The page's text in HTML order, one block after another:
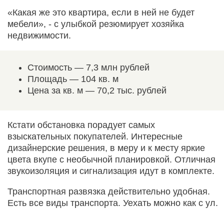
«Какая же это квартира, если в ней не будет
мебели», - с улыбкой резюмирует хозяйка
недвижимости.
Стоимость — 7,3 млн рублей
Площадь — 104 кв. м
Цена за кв. м — 70,2 тыс. рублей
Кстати обстановка порадует самых
взыскательных покупателей. Интересные
дизайнерские решения, в меру и к месту яркие
цвета вкупе с необычной планировкой. Отличная
звукоизоляция и сигнализация идут в комплекте.
Транспортная развязка действительно удобная.
Есть все виды транспорта. Уехать можно как с ул.